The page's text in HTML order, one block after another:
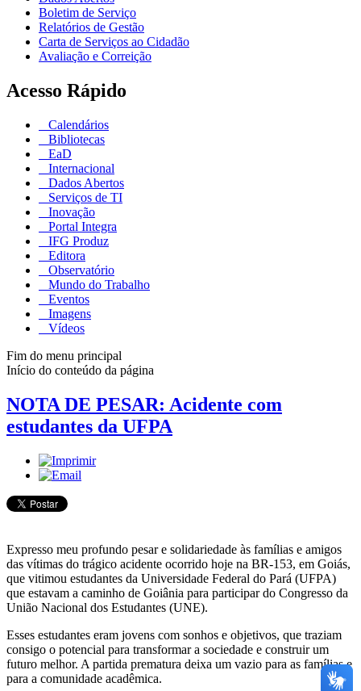
Boletim de Serviço
Relatórios de Gestão
Carta de Serviços ao Cidadão
Avaliação e Correição
Acesso Rápido
Calendários
Bibliotecas
EaD
Internacional
Dados Abertos
Serviços de TI
Inovação
Portal Integra
IFG Produz
Editora
Observatório
Mundo do Trabalho
Eventos
Imagens
Vídeos
Fim do menu principal
Início do conteúdo da página
NOTA DE PESAR: Acidente com
estudantes da UFPA
Expresso meu profundo pesar e solidariedade às famílias e amigos
das vítimas do trágico acidente ocorrido hoje na BR-153, em Goiás,
que vitimou estudantes da Universidade Federal do Pará (UFPA)
que estavam a caminho de Goiânia para participar do Congresso da
União Nacional dos Estudantes (UNE).
Esses estudantes eram jovens com sonhos e objetivos, que traziam
consigo o potencial para transformar a sociedade e construir um
futuro melhor. A partida prematura deixa um vazio para as famílias e
para a comunidade acadêmica.